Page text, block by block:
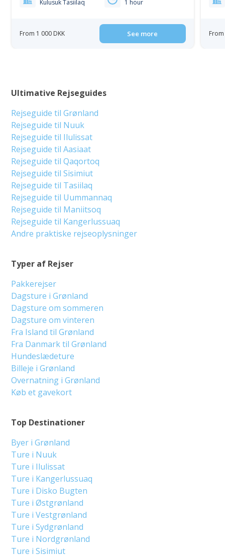
Kulusuk Tasiilaq
1 hour
From 1 000 DKK See more From
Top Destinationer
Byer i Grønland
Ture i Nuuk
Ture i Ilulissat
Ture i Kangerlussuaq
Ture i Disko Bugten
Ture i Østgrønland
Ture i Vestgrønland
Ture i Sydgrønland
Ture i Nordgrønland
Ture i Sisimiut
Typer af Rejser
Pakkerejser
Dagsture i Grønland
Dagsture om sommeren
Dagsture om vinteren
Fra Island til Grønland
Fra Danmark til Grønland
Hundeslædeture
Billeje i Grønland
Overnatning i Grønland
Køb et gavekort
Ultimative Rejseguides
Rejseguide til Grønland
Rejseguide til Nuuk
Rejseguide til Ilulissat
Rejseguide til Aasiaat
Rejseguide til Qaqortoq
Rejseguide til Sisimiut
Rejseguide til Tasiilaq
Rejseguide til Uummannaq
Rejseguide til Maniitsoq
Rejseguide til Kangerlussuaq
Andre praktiske rejseoplysninger